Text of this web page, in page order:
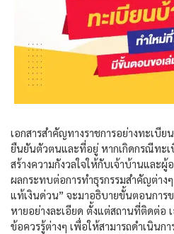
เอกสารสำคัญทางราชการอย่างทะเบี
ยืนยันตัวตนและที่อยู่ หากเกิดกรณีทะ
สร้างความกังวลใจให้กับเจ้าบ้านและผู้
ผลกระทบต่อการทำธุรกรรมสำคัญต่า
แท้เงินด่วน” จะมาอธิบายขั้นตอนการ
หายอย่างละเอียด ตั้งแต่สถานที่ติดต่อ
ข้อควรรู้ต่างๆ เพื่อให้สามารถดำเนินก